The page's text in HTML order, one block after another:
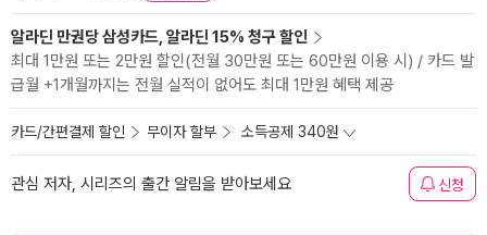
알라딘 만권당 삼성카드, 알라딘 15% 청구 할인
최대 1만원 또는 2만원 할인(전월 30만원 또는 60만원 이용 시) / 카드 발
급월 +1개월까지는 전월 실적이 없어도 최대 1만원 혜택 제공
카드/간편결제 할인 무이자 할부 소득공제 340원
관심 저자, 시리즈의 출간 알림을 받아보세요 신청